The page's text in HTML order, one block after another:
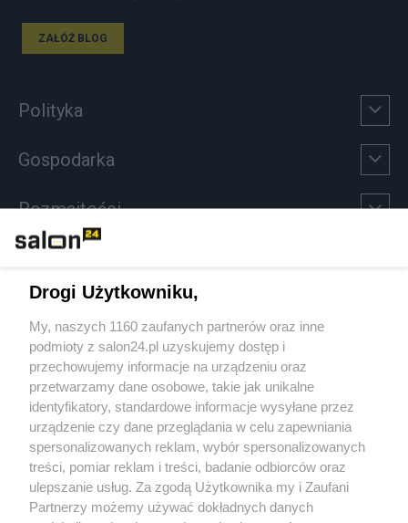
ZAŁÓŻ BLOG
Polityka
Gospodarka
Rozmaitości
Sport
Społeczeństwo
Kultura
X Facebook Instagram Youtube
Drogi Użytkowniku,
My, naszych 1160 zaufanych partnerów oraz inne
podmioty z salon24.pl uzyskujemy dostęp i
przechowujemy informacje na urządzeniu oraz
przetwarzamy dane osobowe, takie jak unikalne
identyfikatory, standardowe informacje wysyłane przez
urządzenie czy dane przeglądania w celu zapewniania
spersonalizowanych reklam, wybór spersonalizowanych
treści, pomiar reklam i treści, badanie odbiorców oraz
ulepszanie usług. Za zgodą Użytkownika my i Zaufani
Partnerzy możemy używać dokładnych danych